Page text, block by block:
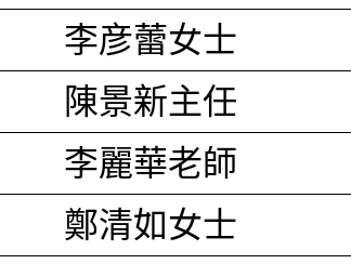
李彦蕾女士
陳景新主任
李麗華老師
鄭清如女士